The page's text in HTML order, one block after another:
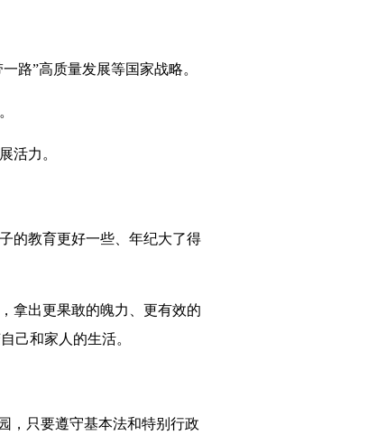
路”高质量发展等国家战略。
活力。
的教育更好一些、年纪大了得
拿出更果敢的魄力、更有效的
己和家人的生活。
，只要遵守基本法和特别行政